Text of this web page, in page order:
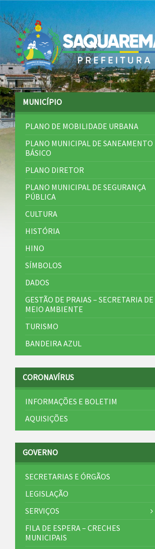
MUNICÍPIO
PLANO DE MOBILIDADE URBANA
PLANO MUNICIPAL DE SANEAMENTO
BÁSICO
PLANO DIRETOR
PLANO MUNICIPAL DE SEGURANÇA
PÚBLICA
CULTURA
HISTÓRIA
HINO
SÍMBOLOS
DADOS
GESTÃO DE PRAIAS – SECRETARIA DE
MEIO AMBIENTE
TURISMO
BANDEIRA AZUL
CORONAVÍRUS
INFORMAÇÕES E BOLETIM
AQUISIÇÕES
GOVERNO
SECRETARIAS E ÓRGÃOS
LEGISLAÇÃO
SERVIÇOS
FILA DE ESPERA – CRECHES
MUNICIPAIS